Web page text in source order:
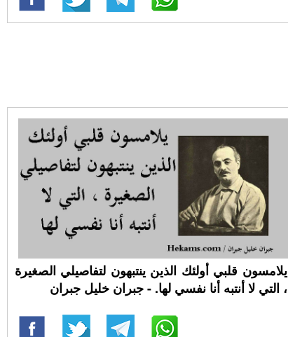
يلامسون قلبي أولئك الذين ينتبهون لتفاصيلي الصغيرة
، التي لا أنتبه أنا نفسي لها. - جبران خليل جبران